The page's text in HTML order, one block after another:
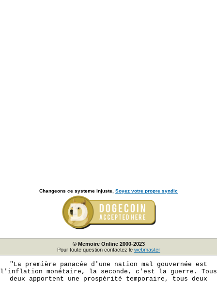
Changeons ce systeme injuste, Soyez votre propre syndic
© Memoire Online 2000-2023
Pour toute question contactez le webmaster
"La première panacée d'une nation mal gouvernée est
l'inflation monétaire, la seconde, c'est la guerre. Tous
deux apportent une prospérité temporaire, tous deux